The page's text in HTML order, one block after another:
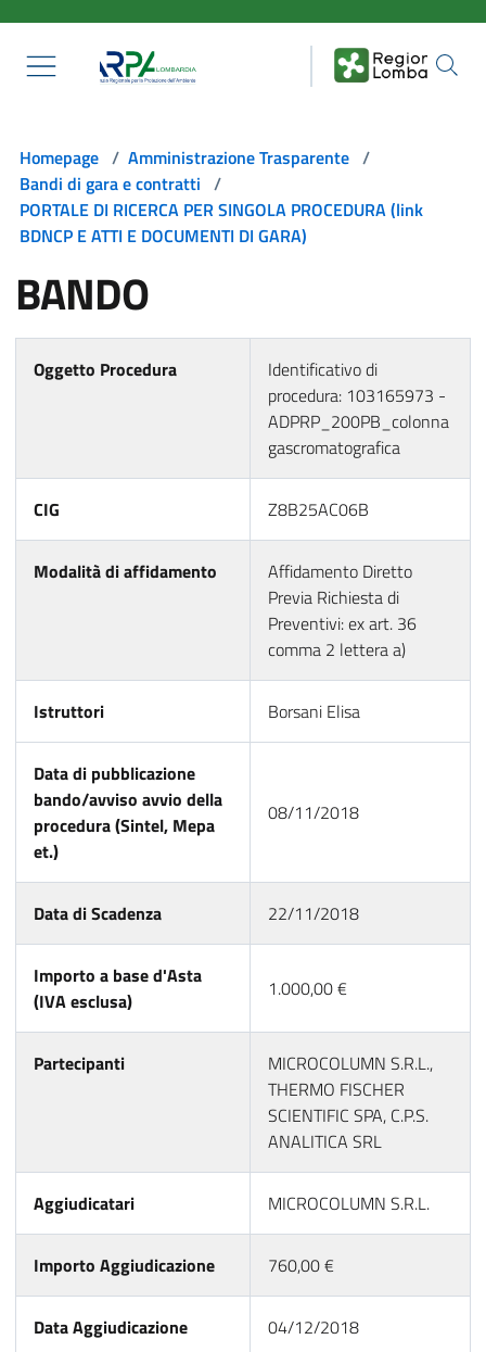
Homepage / Amministrazione Trasparente /
Bandi di gara e contratti /
PORTALE DI RICERCA PER SINGOLA PROCEDURA (link
BDNCP E ATTI E DOCUMENTI DI GARA)
BANDO
Oggetto Procedura
Identificativo di
procedura: 103165973 -
ADPRP_200PB_colonna
gascromatografica
CIG Z8B25AC06B
Modalità di affidamento
Affidamento Diretto
Previa Richiesta di
Preventivi: ex art. 36
comma 2 lettera a)
Istruttori Borsani Elisa
Data di pubblicazione
bando/avviso avvio della
procedura (Sintel, Mepa
et.)
08/11/2018
Data di Scadenza 22/11/2018
Importo a base d'Asta
(IVA esclusa)
1.000,00 €
Partecipanti
MICROCOLUMN S.R.L.,
THERMO FISCHER
SCIENTIFIC SPA, C.P.S.
ANALITICA SRL
Aggiudicatari MICROCOLUMN S.R.L.
Importo Aggiudicazione 760,00 €
Data Aggiudicazione 04/12/2018